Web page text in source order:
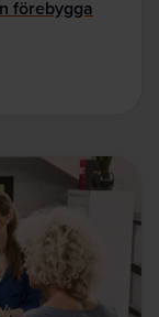
förebygga